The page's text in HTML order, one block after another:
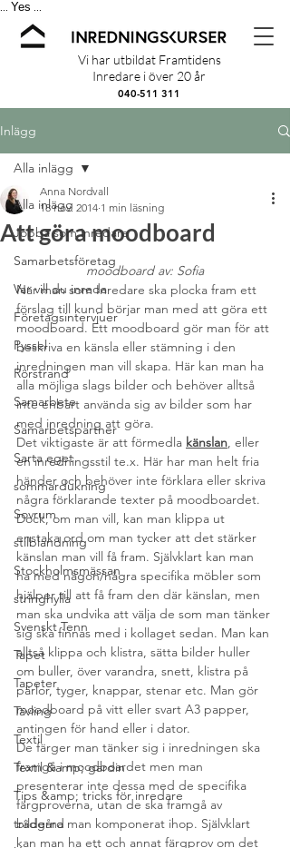
Yes
Vi har utbildat Framtidens
Inredare i över 20 år
040-511 311
Inlägg
Alla inlägg
Jobba som inredare
Samarbetsföretag
Var vill du inreda
Företagsintervjuer
Pyssel
Rörstrand
Samarbete
Samarbetspartner
Sarta eget
sommardukning
Sovrum
stilblandning
Stockholmsmässan
stringhylla
Svenskt Tenn
Tapet
Tapeter
Tävling
Textil
Textil &amp; gardin
Tips &amp; tricks för inredare
trädgård
Alla inlägg
Att göra moodboard
Anna Nordvall
18 nov. 2014 1 min läsning
moodboard av: Sofia
När man som Inredare ska plocka fram ett
förslag till kund börjar man med att göra ett
moodboard. Ett moodboard gör man för att
beskriva en känsla eller stämning i den
inredningen man vill skapa. Här kan man ha
alla möjliga slags bilder och behöver alltså
inte enbart använda sig av bilder som har
med inredning att göra.
Det viktigaste är att förmedla känslan, eller
en inredningsstil te.x. Här har man helt fria
händer och behöver inte förklara eller skriva
några förklarande texter på moodboardet.
Dock, om man vill, kan man klippa ut
enstaka ord om man tycker att det stärker
känslan man vill få fram. Självklart kan man
ha med någon/några specifika möbler som
hjälper till att få fram den där känslan, men
man ska undvika att välja de som man tänker
sig ska finnas med i kollaget sedan. Man kan
alltså klippa och klistra, sätta bilder huller
om buller, över varandra, snett, klistra på
pärlor, tyger, knappar, stenar etc. Man gör
moodboard på vitt eller svart A3 papper,
antingen för hand eller i dator.
De färger man tänker sig i inredningen ska
framgå i moodboardet men man
presenterar inte dessa med de specifika
färgproverna, utan de ska framgå av
bilderna man komponerat ihop. Självklart
kan man ha ett och annat färgprov om det